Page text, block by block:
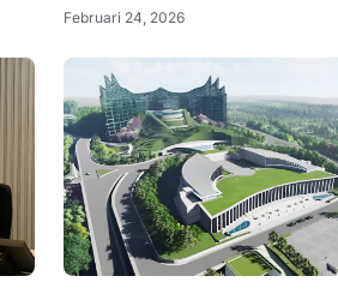
Februari 24, 2026